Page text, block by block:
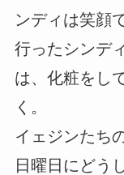
ンディは笑顔
行ったシンデ
は、化粧をし
く。
イェジンたち
日曜日にどう